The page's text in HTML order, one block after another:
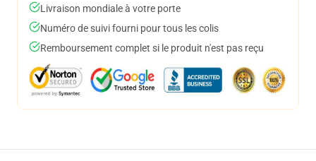
Livraison mondiale à votre porte
Numéro de suivi fourni pour tous les colis
Remboursement complet si le produit n'est pas reçu